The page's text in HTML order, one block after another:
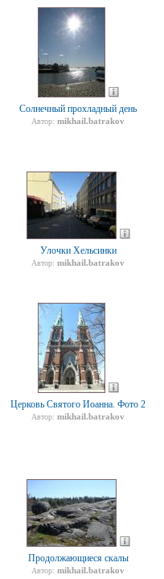
Солнечный прохладный день
Автор: mikhail.batrakov
Улочки Хельсинки
Автор: mikhail.batrakov
Церковь Святого Иоанна. Фото 2
Автор: mikhail.batrakov
Продолжающиеся скалы
Автор: mikhail.batrakov